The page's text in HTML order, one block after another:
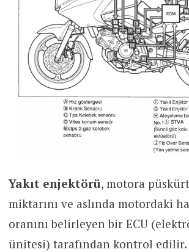
Yakıt enjektörü, motora
miktarını ve aslında motordaki
oranını belirleyen bir ECU
ünitesi) tarafından kontrol edilir.